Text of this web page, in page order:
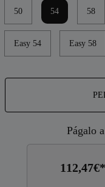
50 54 58
Easy 54 Easy 58
Págalo
112,47€*